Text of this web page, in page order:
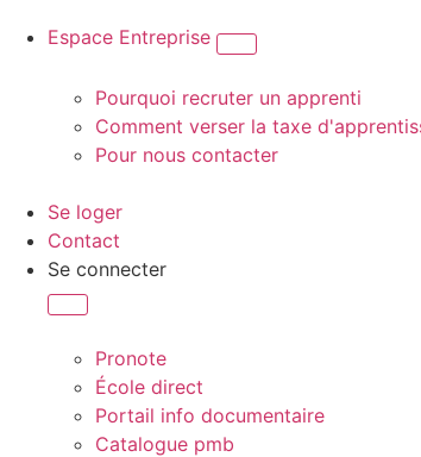
Espace Entreprise
Pourquoi recruter un apprenti
Comment verser la taxe
Pour nous contacter
Se loger
Contact
Se connecter
Pronote
École direct
Portail info documentaire
Catalogue pmb